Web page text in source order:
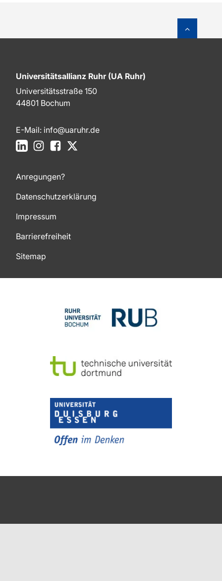
Universitätsallianz Ruhr (UA Ruhr)
Universitätsstraße 150
44801 Bochum
E-Mail: info@uaruhr.de
LinkedInInstagramFacebook
Anregungen?
Datenschutzerklärung
Impressum
Barrierefreiheit
Sitemap